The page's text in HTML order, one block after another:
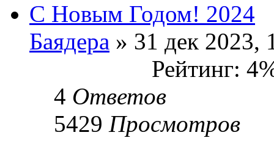
С Новым Годом! 2024
Баядера » 31 дек 2023,
Рейтинг:
4 Ответов
5429 Просмотров